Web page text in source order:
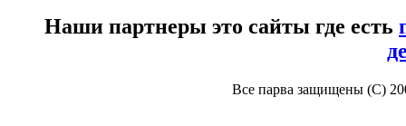
Наши партнеры это сайты где есть
Все парва защищены (С)